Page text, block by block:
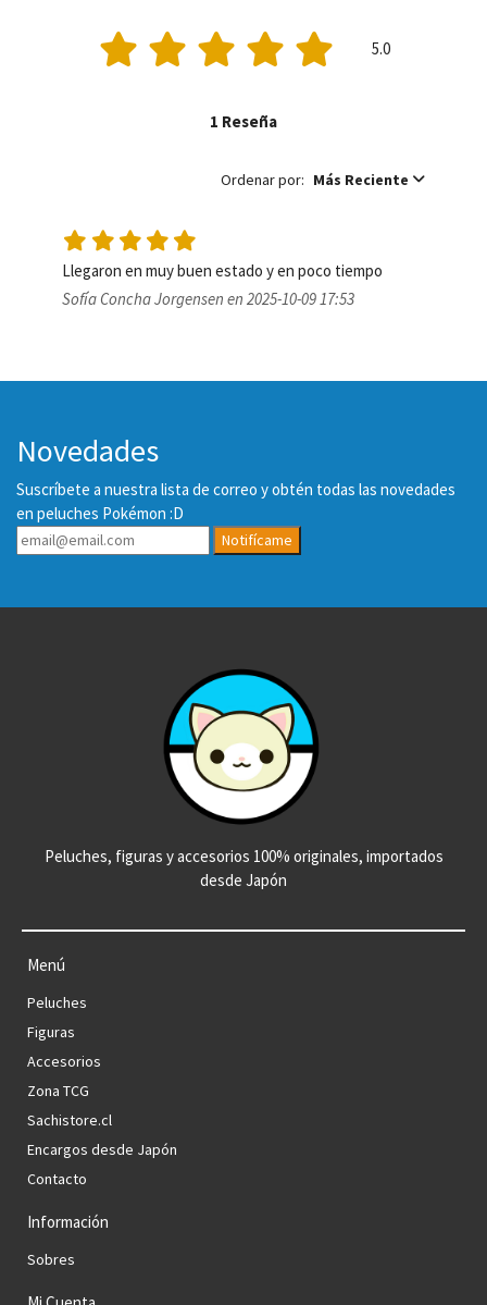
5.0
1 Reseña
Ordenar por: Más Reciente
Sofía Concha Jorgensen en 2025-10-09 17:53
Novedades
Suscríbete a nuestra lista de correo y obtén todas las novedades
en peluches Pokémon :D
Notifícame
Peluches, figuras y accesorios 100% originales, importados
desde Japón
Menú
Peluches
Figuras
Accesorios
Zona TCG
Sachistore.cl
Encargos desde Japón
Contacto
Información
Sobres